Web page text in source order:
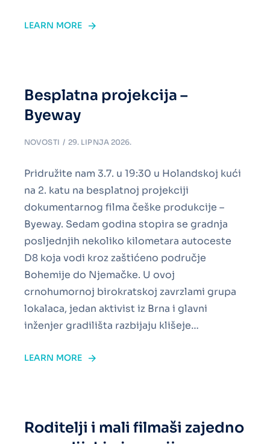
LEARN MORE
Besplatna projekcija –
Byeway
NOVOSTI 29. LIPNJA 2026.
Pridružite nam 3.7. u 19:30 u Holandskoj kući
na 2. katu na besplatnoj projekciji
dokumentarnog filma češke produkcije –
Byeway. Sedam godina stopira se gradnja
posljednjih nekoliko kilometara autoceste
D8 koja vodi kroz zaštićeno područje
Bohemije do Njemačke. U ovoj
crnohumornoj birokratskoj zavrzlami grupa
lokalaca, jedan aktivist iz Brna i glavni
inženjer gradilišta razbijaju klišeje…
LEARN MORE
Roditelji i mali filmaši zajedno